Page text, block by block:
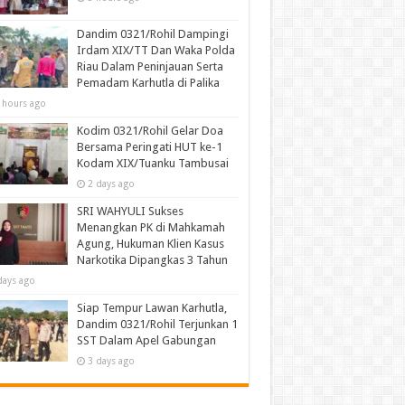
Dandim 0321/Rohil Dampingi
Irdam XIX/TT Dan Waka Polda
Riau Dalam Peninjauan Serta
Pemadam Karhutla di Palika
ago
Kodim 0321/Rohil Gelar Doa
Bersama Peringati HUT ke-1
Kodam XIX/Tuanku Tambusai
2 days ago
SRI WAHYULI Sukses
Menangkan PK di Mahkamah
Agung, Hukuman Klien Kasus
Narkotika Dipangkas 3 Tahun
ago
Siap Tempur Lawan Karhutla,
Dandim 0321/Rohil Terjunkan 1
SST Dalam Apel Gabungan
3 days ago